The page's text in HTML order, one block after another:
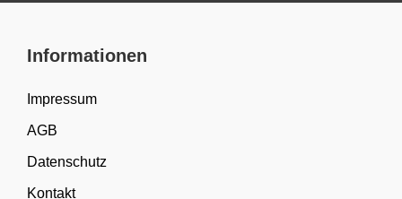
Informationen
Impressum
AGB
Datenschutz
Kontakt